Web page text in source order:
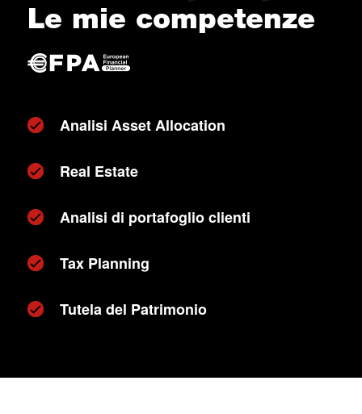
Le mie competenze
Analisi Asset Allocation
Real Estate
Analisi di portafoglio clienti
Tax Planning
Tutela del Patrimonio